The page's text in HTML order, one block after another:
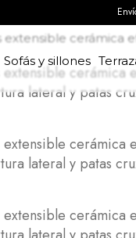
Sofás y sillones
extensible cerámica